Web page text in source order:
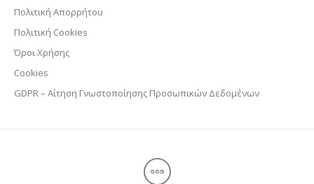
Πολιτική Απορρήτου
Πολιτική Cookies
Όροι Χρήσης
Cookies
GDPR – Αίτηση Γνωστοποίησης Προσωπικών Δεδομένων